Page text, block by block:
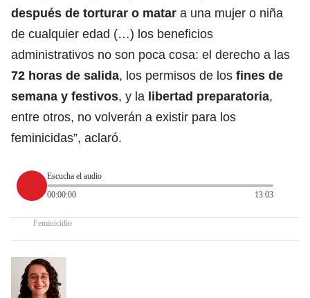
después de torturar o matar a una mujer o niña
de cualquier edad (…) los beneficios
administrativos no son poca cosa: el derecho a las
72 horas de salida, los permisos de los fines de
semana y festivos, y la libertad preparatoria,
entre otros, no volverán a existir para los
feminicidas”, aclaró.
Escucha el audio
00:00:00
13:03
Feminicidio